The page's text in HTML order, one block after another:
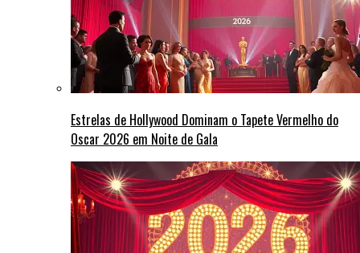
Estrelas de Hollywood Dominam o Tapete Vermelho do
Oscar 2026 em Noite de Gala